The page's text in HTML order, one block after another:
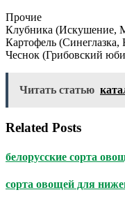
Прочие
Клубника (Искушение,
Картофель (Синеглазка,
Чеснок (Грибовский
Читать статью
Related Posts
белорусские сорта
сорта овощей для